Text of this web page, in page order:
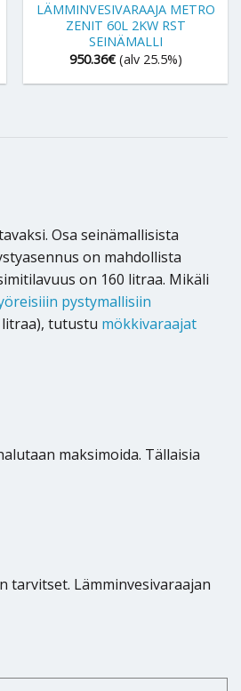
LÄMMINVESIVARAAJA METRO
ZENIT 60L 2KW RST
SEINÄMALLI
950.36€ (alv 25.5%)
Osa seinämallisista
on mahdollista
on 160 litraa. Mikäli
pystymallisiin
tutustu mökkivaraajat
maksimoida. Tällaisia
tarvitset. Lämminvesivaraajan